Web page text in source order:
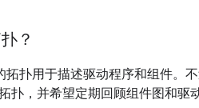
？
拓扑用于描述驱动程序和组件。
扑，并希望定期回顾组件图和驱